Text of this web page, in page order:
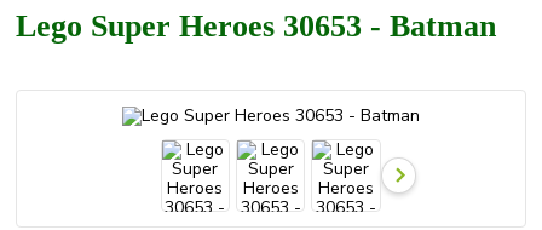
Lego Super Heroes 30653 - Batman